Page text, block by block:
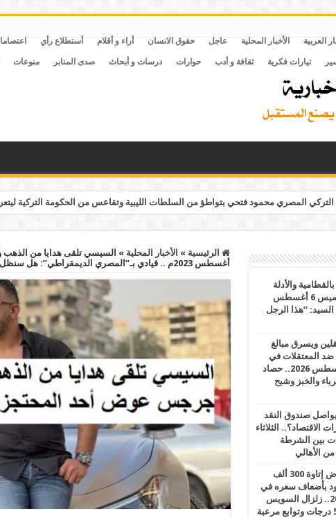
العربية الأخبار المحلية عاجل حقوق الانسان أراء و أقلام أستطلاع رأي
تيارات فكرية ثقافة و أدب حوارات درسات و أبحاث صدى المنابر منوعات
المصري محمود فتحي بتواطؤ من السلطات الليبية وتقاعس من الحكومة التركية
الرئيسية » الأخبار المحلية »
أغسطس 2023م .. قيادي بـ”المصري الديمقراطي”: هل سنظل في أزمة سجناء الرأي طوال العمر؟
بالقطامية والأدلة
تفضح مزاعم داخلية النظام .. الخميس 6 أغسطس
السيد: “هذا الرجل
ويسرق مبالغ
ضد المعتقلات في
سجن العاشر نساء.. الأربعاء 5 أغسطس 2026.. حصاد
والخبز وشبح
صندوق النقد
الثلاثاء
بين الشرطة
الأهالي
“تجارة بالدم والألم”العرجاني يفرض إتاوة 300 ألف
بأضعاف سعره في
إسرائيل.. الاثنين 3 أغسطس 2026.. زلزال السويس
المدمر مع ساعات الفجر بقوة 5.6 درجات وتوابع مرعبة